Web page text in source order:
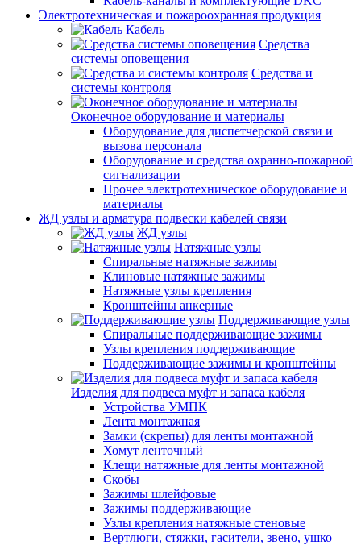
Электротехническая и пожароохранная продукция
Кабель
Средства
системы оповещения
Средства и
системы контроля
Оконечное оборудование и материалы
Оборудование для диспетчерской связи и
вызова персонала
Оборудование и средства охранно-пожарной
сигнализации
Прочее электротехническое оборудование и
материалы
ЖД узлы и арматура подвески кабелей связи
ЖД узлы
Натяжные узлы
Спиральные натяжные зажимы
Клиновые натяжные зажимы
Натяжные узлы крепления
Кронштейны анкерные
Поддерживающие узлы
Спиральные поддерживающие зажимы
Узлы крепления поддерживающие
Поддерживающие зажимы и кронштейны
Изделия для подвеса муфт и запаса кабеля
Устройства УМПК
Лента монтажная
Замки (скрепы) для ленты монтажной
Хомут ленточный
Клещи натяжные для ленты монтажной
Скобы
Зажимы шлейфовые
Зажимы поддерживающие
Узлы крепления натяжные стеновые
Вертлюги, стяжки, гасители, звено, ушко